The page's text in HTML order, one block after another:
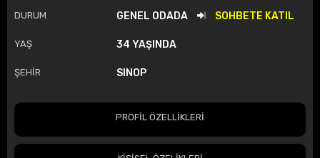
DURUM GENEL ODADA SOHBETE KATIL
YAŞ 34 YAŞINDA
ŞEHİR SINOP
PROFİL ÖZELLİKLERİ